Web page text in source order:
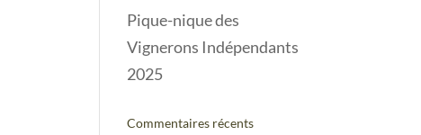
Pique-nique des
Vignerons Indépendants
2025
Commentaires récents